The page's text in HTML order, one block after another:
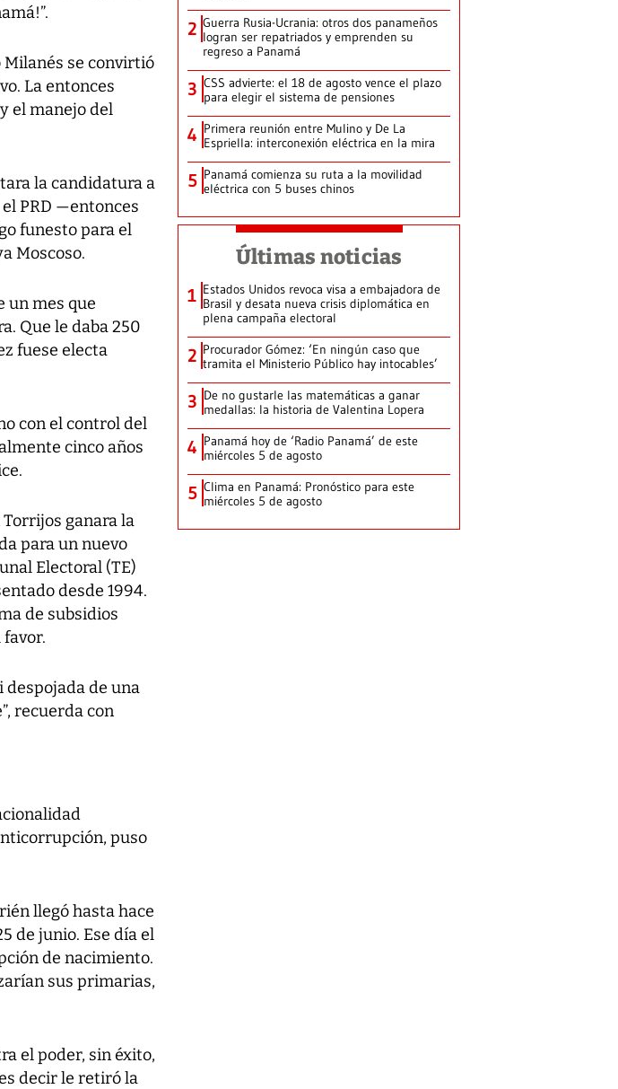
Milanés se convirtió
La entonces
el manejo del
la candidatura a
PRD —entonces
funesto para el
Moscoso.
un mes que
Que le daba 250
fuese electa
con el control del
cinco años
ganara la
para un nuevo
Electoral (TE)
desde 1994.
de subsidios
despojada de una
recuerda con
puso
llegó hasta hace
de junio. Ese día el
de nacimiento.
sus primarias,
el poder, sin éxito,
decir le retiró la
2 Guerra Rusia-Ucrania: otros dos panameños
logran ser repatriados y emprenden su
regreso a Panamá
3 CSS advierte: el 18 de agosto vence el plazo
para elegir el sistema de pensiones
4 Primera reunión entre Mulino y De La
Espriella: interconexión eléctrica en la mira
5 Panamá comienza su ruta a la movilidad
eléctrica con 5 buses chinos
Últimas noticias
1 Estados Unidos revoca visa a embajadora de
Brasil y desata nueva crisis diplomática en
plena campaña electoral
2 Procurador Gómez: ‘En ningún caso que
tramita el Ministerio Público hay intocables’
3 De no gustarle las matemáticas a ganar
medallas: la historia de Valentina Lopera
4 Panamá hoy de ‘Radio Panamá’ de este
miércoles 5 de agosto
5 Clima en Panamá: Pronóstico para este
miércoles 5 de agosto